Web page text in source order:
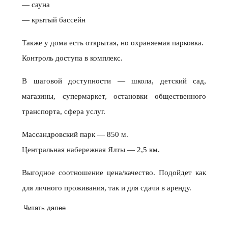
— сауна
— крытый бассейн
Также у дома есть открытая, но охраняемая парковка.
Контроль доступа в комплекс.
В шаговой доступности — школа, детский сад,
магазины, супермаркет, остановки общественного
транспорта, сфера услуг.
Массандровский парк — 850 м.
Центральная набережная Ялты — 2,5 км.
Выгодное соотношение цена/качество. Подойдет как
для личного проживания, так и для сдачи в аренду.
Читать далее